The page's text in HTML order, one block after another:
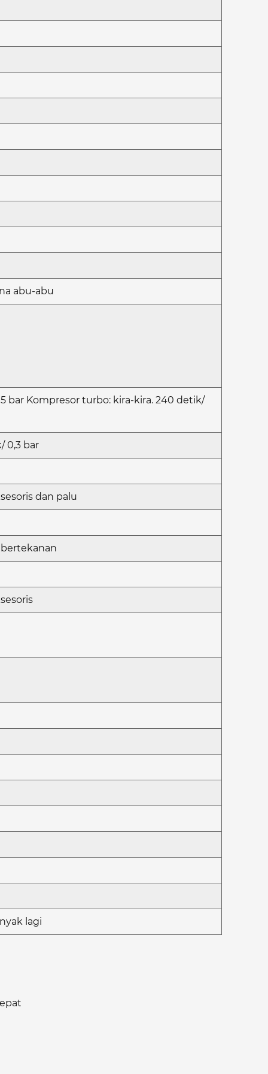
abu-abu
bar Kompresor turbo: kira-kira. 240 detik/
0,3 bar
dan palu
lagi